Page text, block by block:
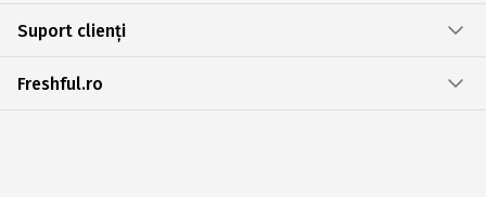
Suport clienți
Freshful.ro